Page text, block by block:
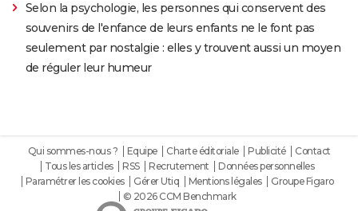
Selon la psychologie, les personnes qui conservent des
souvenirs de l'enfance de leurs enfants ne le font pas
seulement par nostalgie : elles y trouvent aussi un moyen
de réguler leur humeur
Qui sommes-nous ? Equipe Charte éditoriale Publicité
Contact
Tous les articles
RSS Recrutement
Données personnelles
Paramétrer les cookies
Gérer Utiq Mentions légales
Groupe Figaro
© 2026 CCM Benchmark